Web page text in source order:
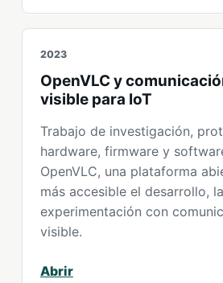
2023
OpenVLC y
visible para IoT
Trabajo de investigación,
hardware, firmware y
OpenVLC, una plataforma
más accesible el desarrollo,
experimentación con
visible.
Abrir